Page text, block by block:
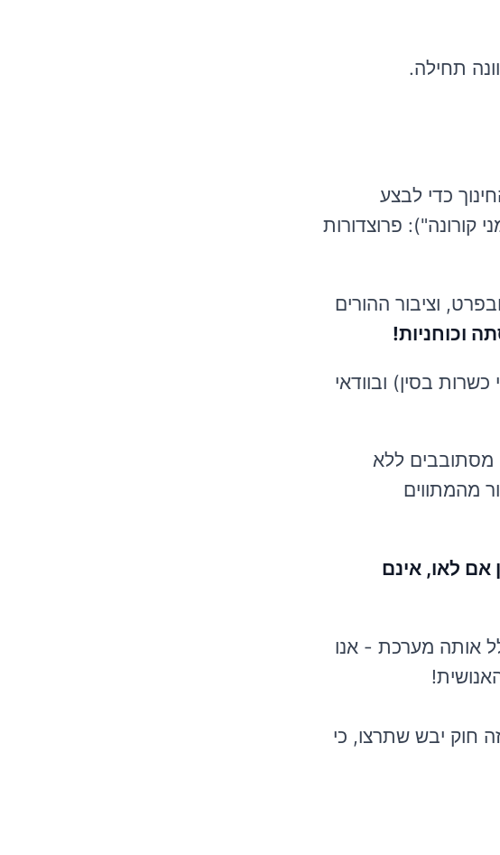
תחילה.
כדי לבצע
קורונה"): פרוצדורות
וציבור ההורים
וכוחניות!
בסין) ובוודאי
ללא
מהמתווים
אם לאו, אינם
אותה מערכת - אנו
חוק יבש שתרצו, כי